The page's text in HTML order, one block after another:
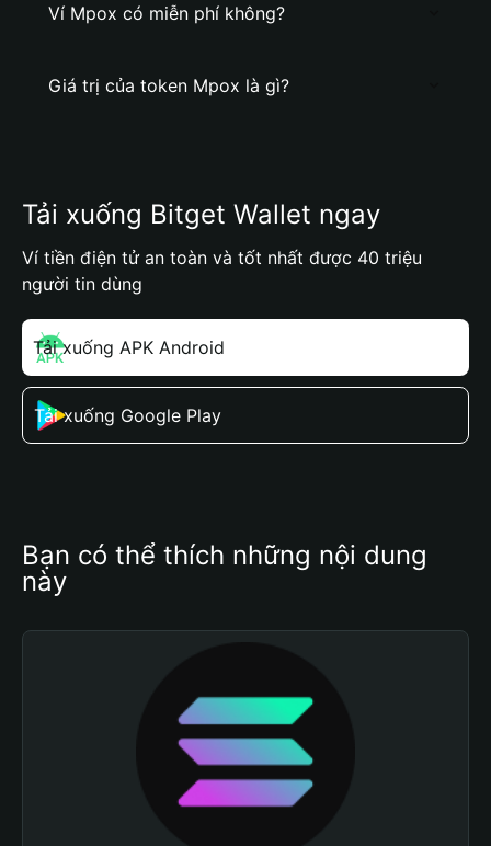
Ví Mpox có miễn phí không?
Giá trị của token Mpox là gì?
Tải xuống Bitget Wallet ngay
Ví tiền điện tử an toàn và tốt nhất được 40 triệu
người tin dùng
Tải xuống APK Android
Tải xuống Google Play
Bạn có thể thích những nội dung
này